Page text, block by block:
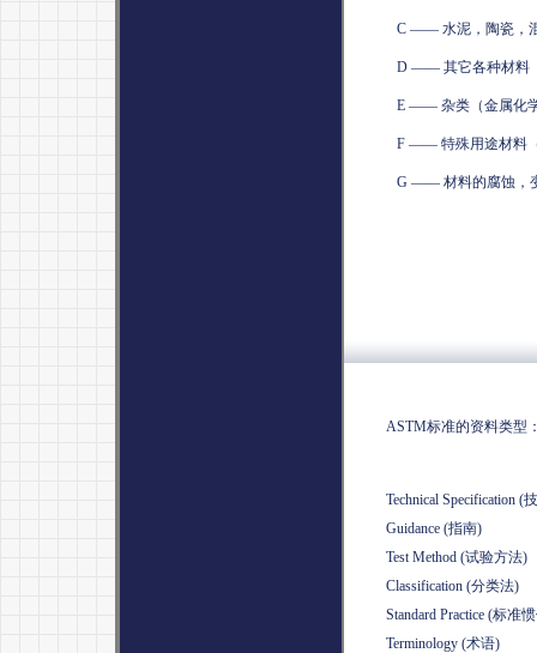
C —— 水泥，陶瓷，
D —— 其它各种材料
E —— 杂类（金属化
F —— 特殊用途材料
G —— 材料的腐蚀，
ASTM标准的资料类型
Technical Specification (
Guidance (指南)
Test Method (试验方法)
Classification (分类法)
Standard Practice (标准
Terminology (术语)